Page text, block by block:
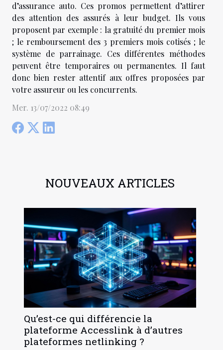
d’assurance auto. Ces promos permettent d’attirer
des attention des assurés à leur budget. Ils vous
proposent par exemple : la gratuité du premier mois
; le remboursement des 3 premiers mois cotisés ; le
système de parrainage. Ces différentes méthodes
peuvent être temporaires ou permanentes. Il faut
donc bien rester attentif aux offres proposées par
votre assureur ou les concurrents.
Mer. 13/07/2022 08:49
NOUVEAUX ARTICLES
Qu’est-ce qui différencie la
plateforme Accesslink à d’autres
plateformes netlinking ?